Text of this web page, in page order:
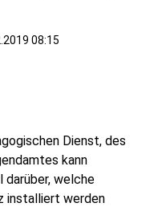
08:15
Dienst, des
kann
darüber, welche
installiert werden